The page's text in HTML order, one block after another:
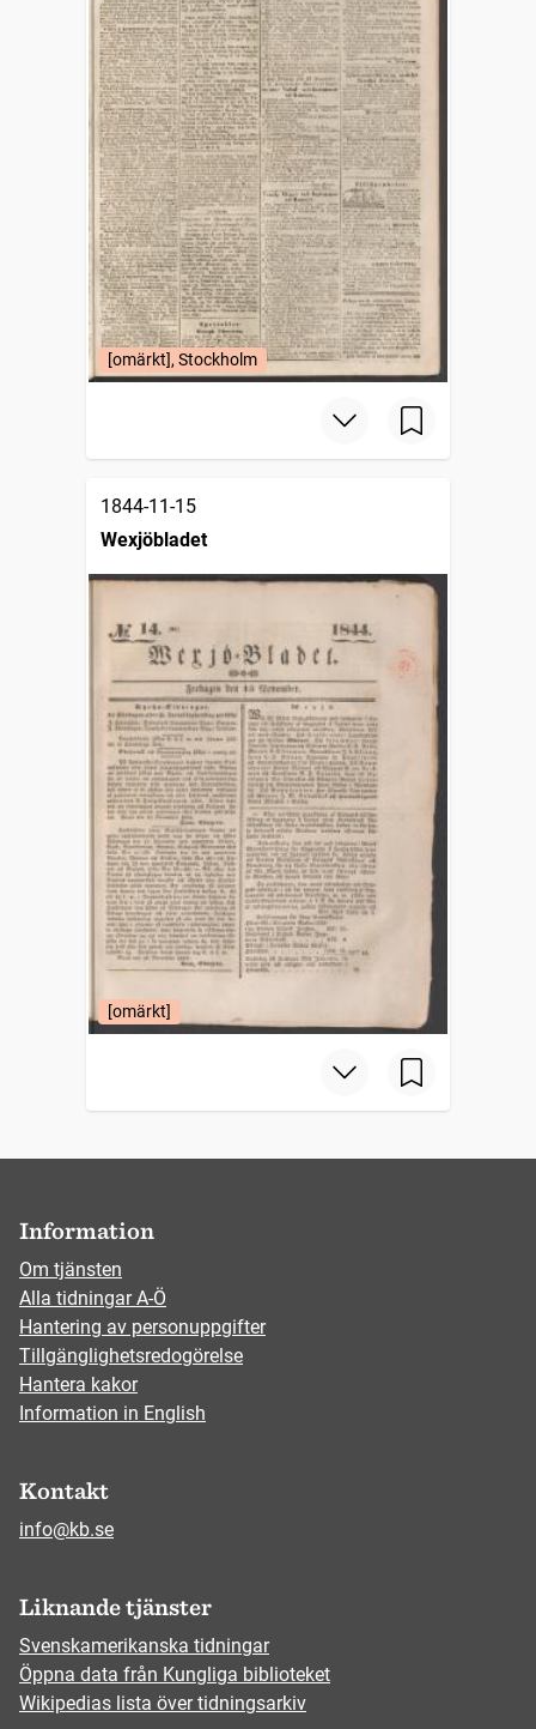
[omärkt], Stockholm
1844-11-15
Wexjöbladet
[omärkt]
Information
Om tjänsten
Alla tidningar A-Ö
Hantering av personuppgifter
Tillgänglighetsredogörelse
Hantera kakor
Information in English
Kontakt
info@kb.se
Liknande tjänster
Svenskamerikanska tidningar
Öppna data från Kungliga biblioteket
Wikipedias lista över tidningsarkiv